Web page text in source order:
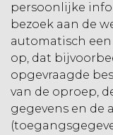
persoonlijke
bezoek aan de
automatisch
op, dat
opgevraagde
van de oproep,
gegevens en de